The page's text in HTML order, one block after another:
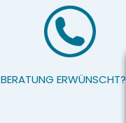
BERATUNG ERWÜNSCHT?